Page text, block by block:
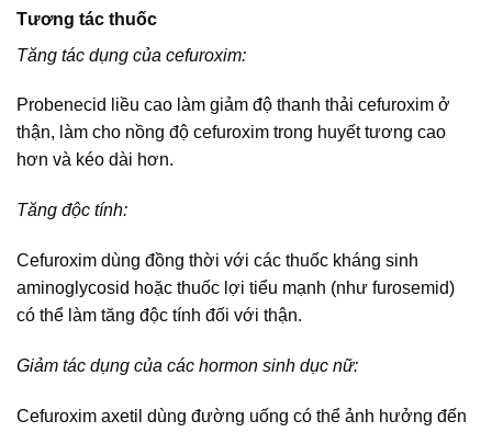
Tương tác thuốc
Tăng tác dụng của cefuroxim:
Probenecid liều cao làm giảm độ thanh thải cefuroxim ở
thận, làm cho nồng độ cefuroxim trong huyết tương cao
hơn và kéo dài hơn.
Tăng độc tính:
Cefuroxim dùng đồng thời với các thuốc kháng sinh
aminoglycosid hoặc thuốc lợi tiểu mạnh (như furosemid)
có thể làm tăng độc tính đối với thận.
Giảm tác dụng của các hormon sinh dục nữ:
Cefuroxim axetil dùng đường uống có thể ảnh hưởng đến